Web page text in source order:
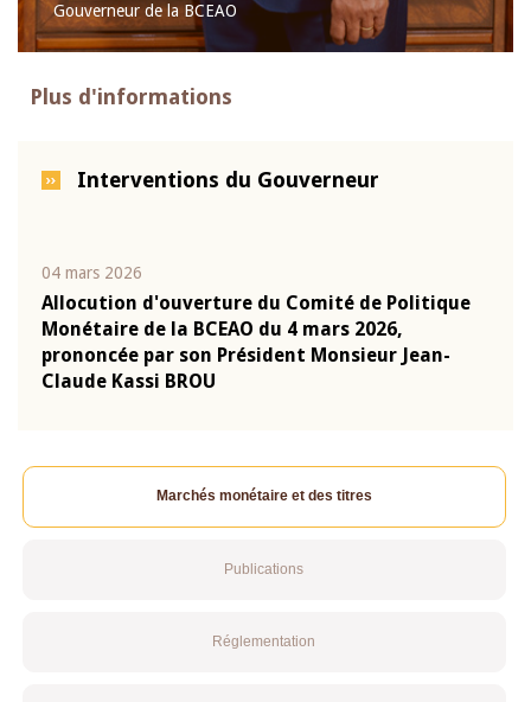
Gouverneur de la BCEAO
Plus d'informations
Interventions du Gouverneur
04 mars 2026
Allocution d'ouverture du Comité de Politique
Monétaire de la BCEAO du 4 mars 2026,
prononcée par son Président Monsieur Jean-
Claude Kassi BROU
Marchés monétaire et des titres
Publications
Réglementation